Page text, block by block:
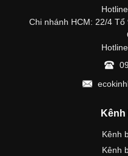
Chi nhánh HCM: 22/4
Kênh
Kênh